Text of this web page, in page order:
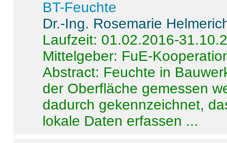
BT-Feuchte
Dr.-Ing. Rosemarie
Laufzeit: 01.02.2016-
Mittelgeber: FuE-
Abstract: Feuchte in
der Oberfläche gemessen
dadurch gekennzeichnet,
lokale Daten erfassen ...